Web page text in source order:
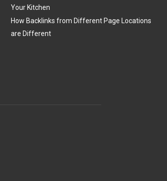
Your Kitchen
How Backlinks from Different Page Locations
are Different